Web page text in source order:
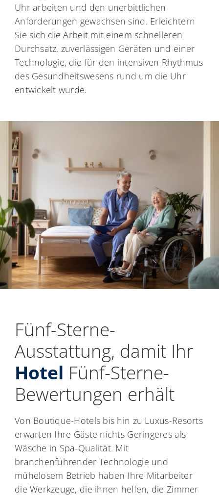
Uhr arbeiten und den unerbittlichen
Anforderungen gewachsen sind. Erleichtern
Sie sich die Arbeit mit einem schnelleren
Durchsatz, zuverlässigen Geräten und einer
Technologie, die für den intensiven Rhythmus
des Gesundheitswesens rund um die Uhr
entwickelt wurde.
Fünf-Sterne-
Ausstattung, damit Ihr
Hotel Fünf-Sterne-
Bewertungen erhält
Von Boutique-Hotels bis hin zu Luxus-Resorts
erwarten Ihre Gäste nichts Geringeres als
Wäsche in Spa-Qualität. Mit
branchenführender Technologie und
mühelosem Betrieb haben Ihre Mitarbeiter
die Werkzeuge, die ihnen helfen, die Zimmer